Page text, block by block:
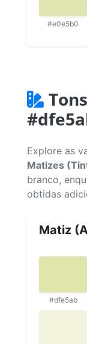
#e0e5b0
Explore as
Matizes
branco,
obtidas
Matiz
#dfe5ab